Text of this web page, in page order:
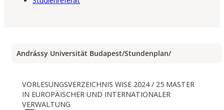
Andrássy Universität Budapest/Stundenplan/
VORLESUNGSVERZEICHNIS WISE 2024 / 25 MASTER
IN EUROPÄISCHER UND INTERNATIONALER
VERWALTUNG